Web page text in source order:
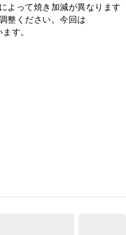
よって焼き加減が異なります
整ください。今回は
す。